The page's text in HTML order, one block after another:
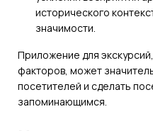
исторического
значимости.
Приложение для
факторов, может
посетителей и сделать
запоминающимся.